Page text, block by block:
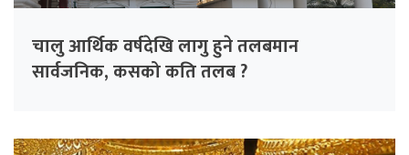
चालु आर्थिक वर्षदेखि लागु हुने तलबमान
सार्वजनिक, कसको कति तलब ?